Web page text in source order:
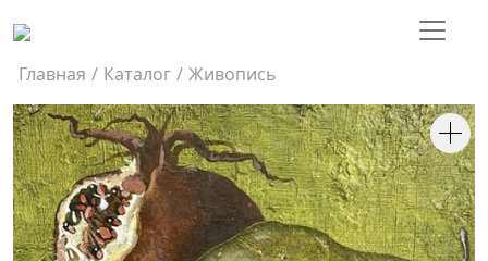
Главная / Каталог / Живопись